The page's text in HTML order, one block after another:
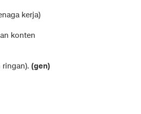
kerja)
konten
(gen)